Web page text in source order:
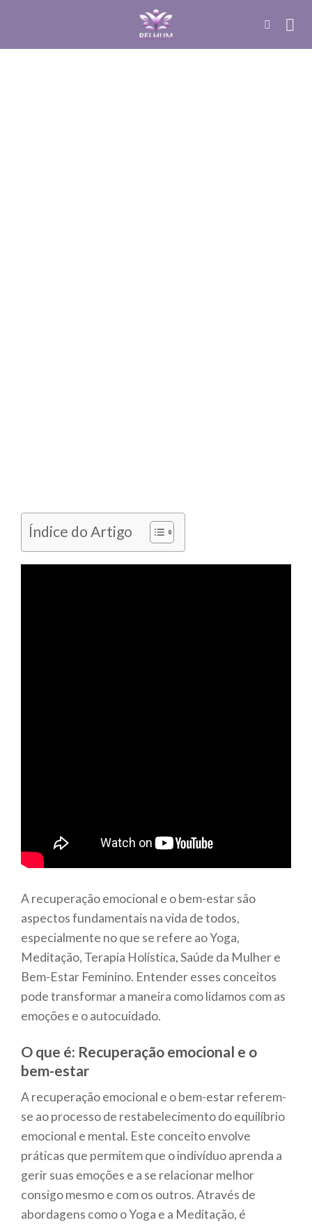
Índice do Artigo
A recuperação emocional e o bem-estar são
aspectos fundamentais na vida de todos,
especialmente no que se refere ao Yoga,
Meditação, Terapia Holística, Saúde da Mulher e
Bem-Estar Feminino. Entender esses conceitos
pode transformar a maneira como lidamos com as
emoções e o autocuidado.
O que é: Recuperação emocional e o
bem-estar
A recuperação emocional e o bem-estar referem-
se ao processo de restabelecimento do equilíbrio
emocional e mental. Este conceito envolve
práticas que permitem que o indivíduo aprenda a
gerir suas emoções e a se relacionar melhor
consigo mesmo e com os outros. Através de
abordagens como o Yoga e a Meditação, é